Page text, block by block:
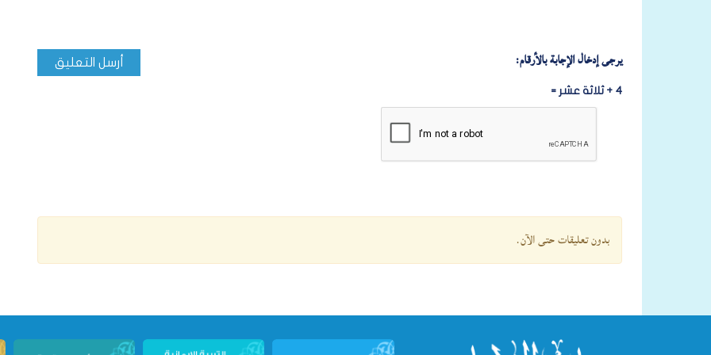
يرجى إدخال الإجابة بالأرقام:
4 + ثلاثة عشر =
أرسل التعليق
بدون تعليقات حتى الآن.